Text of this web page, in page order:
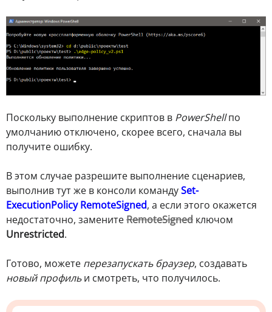
Поскольку выполнение скриптов в PowerShellпо
умолчанию отключено, скорее всего, сначала вы
получите ошибку.
В этом случае разрешите выполнение сценариев,
выполнив тут же в консоли командуSet-
ExecutionPolicy RemoteSigned, а если этого окажется
недостаточно, заменитеRemoteSigned ключом
Unrestricted.
Готово, можете перезапускать браузер, создавать
новый профильи смотреть, что получилось.